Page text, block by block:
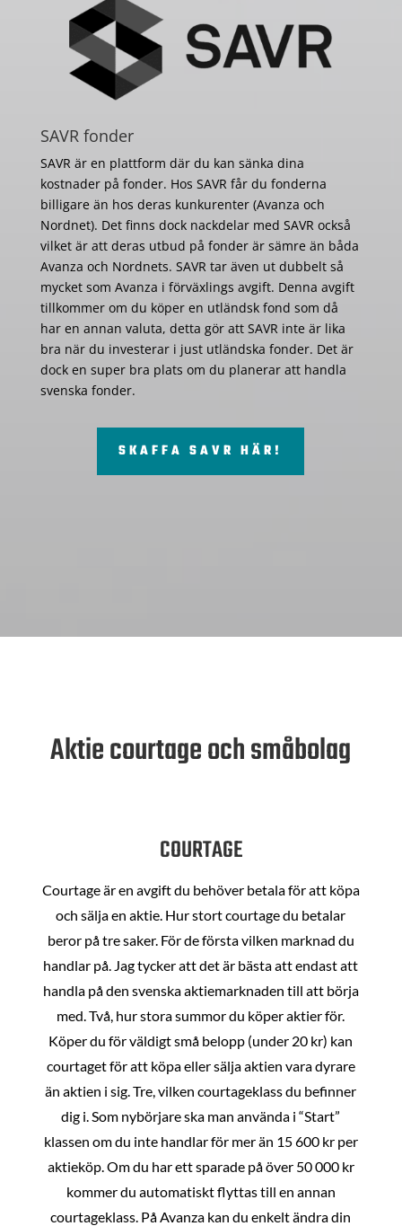
SAVR fonder
SAVR är en plattform där du kan sänka dina
kostnader på fonder. Hos SAVR får du fonderna
billigare än hos deras kunkurenter (Avanza och
Nordnet). Det finns dock nackdelar med SAVR också
vilket är att deras utbud på fonder är sämre än båda
Avanza och Nordnets. SAVR tar även ut dubbelt så
mycket som Avanza i förväxlings avgift. Denna avgift
tillkommer om du köper en utländsk fond som då
har en annan valuta, detta gör att SAVR inte är lika
bra när du investerar i just utländska fonder. Det är
dock en super bra plats om du planerar att handla
svenska fonder.
SKAFFA SAVR HÄR!
Aktie courtage och småbolag
COURTAGE
Courtage är en avgift du behöver betala för att köpa
och sälja en aktie. Hur stort courtage du betalar
beror på tre saker. För de första vilken marknad du
handlar på. Jag tycker att det är bästa att endast att
handla på den svenska aktiemarknaden till att börja
med. Två, hur stora summor du köper aktier för.
Köper du för väldigt små belopp (under 20 kr) kan
courtaget för att köpa eller sälja aktien vara dyrare
än aktien i sig. Tre, vilken courtageklass du befinner
dig i. Som nybörjare ska man använda i “Start”
klassen om du inte handlar för mer än 15 600 kr per
aktieköp. Om du har ett sparade på över 50 000 kr
kommer du automatiskt flyttas till en annan
courtageklass. På Avanza kan du enkelt ändra din